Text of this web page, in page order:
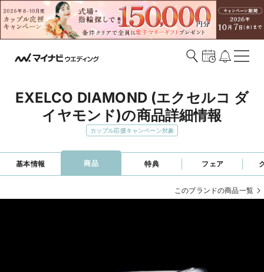
EXELCO DIAMOND (エクセルコ ダ
イヤモンド)の商品詳細情報
カップル応援キャンペーン対象
基本情報 商品 特典 フェア
このブランドの商品一覧